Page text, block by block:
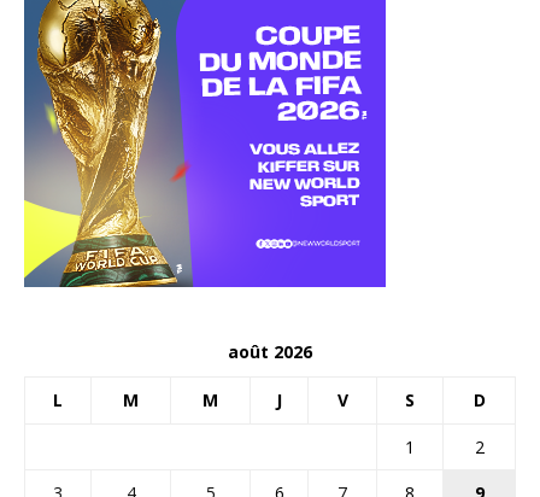
août 2026
L M M J V S D
1
2